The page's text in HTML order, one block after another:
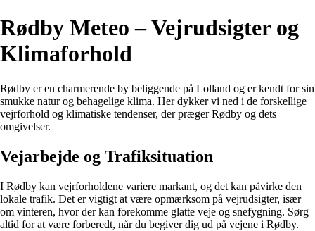
Rødby Meteo – Vejrudsigter og
Klimaforhold
Rødby er en charmerende by beliggende på Lolland og er kendt for sin
smukke natur og behagelige klima. Her dykker vi ned i de forskellige
vejrforhold og klimatiske tendenser, der præger Rødby og dets
omgivelser.
Vejarbejde og Trafiksituation
I Rødby kan vejrforholdene variere markant, og det kan påvirke den
lokale trafik. Det er vigtigt at være opmærksom på vejrudsigter, især
om vinteren, hvor der kan forekomme glatte veje og snefygning. Sørg
altid for at være forberedt, når du begiver dig ud på vejene i Rødby.